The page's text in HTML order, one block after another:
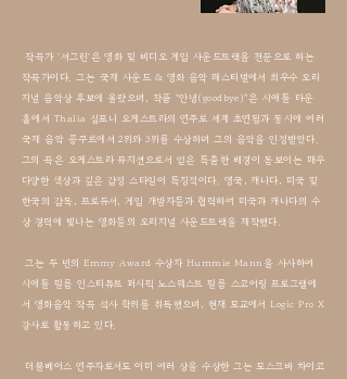
작곡가 '서그린'은 영화 및 비디오 게임 사운드트랙을 전문으로 하는
작곡가이다. 그는 국제 사운드 & 영화 음악 페스티벌에서 최우수 오리
지널 음악상 후보에 올랐으며, 작품 "안녕(goodbye)"은 시애틀 타운
홀에서 Thalia 심포니 오케스트라의 연주로 세계 초연됨과 동시에 여러
국제 음악 콩쿠르에서 2위와 3위를 수상하며 그의 음악을 인정받았다.
그의 곡은 오케스트라 뮤지션으로서 얻은 특출한 배경이 돋보이는 매우
다양한 색상과 깊은 감정 스타일이 특징적이다. 영국, 캐나다, 미국 및
한국의 감독, 프로듀서, 게임 개발자들과 협력하여 미국과 캐나다의 수
상 경력에 빛나는 영화들의 오리지널 사운드트랙을 제작했다.
그는 두 번의 Emmy Award 수상자 Hummie Mann을 사사하여
시애틀 필름 인스티튜트 퍼시픽 노스웨스트 필름 스코어링 프로그램에
서 영화음악 작곡 석사 학위를 취득했으며, 현재 모교에서 Logic Pro X
강사로 활동하고 있다.
더블베이스 연주자로서도 이미 여러 상을 수상한 그는 모스크바 차이코